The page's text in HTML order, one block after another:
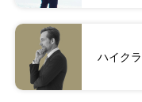
ハイク